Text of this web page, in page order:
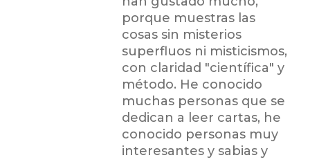
porque muestras las
cosas sin misterios
superfluos ni misticismos,
con claridad "científica" y
método. He conocido
muchas personas que se
dedican a leer cartas, he
conocido personas muy
interesantes y sabias y